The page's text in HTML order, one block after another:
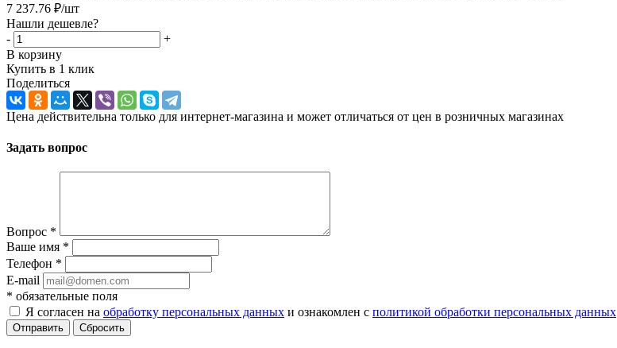
7 237.76 ₽/шт
Нашли дешевле?
-
+
В корзину
Купить в 1 клик
Поделиться
Цена действительна только для интернет-магазина и может отличаться от цен в розничных магазинах
Задать вопрос
Вопрос *
Ваше имя *
Телефон *
E-mail
* обязательные поля
Я согласен на обработку персональных данных и ознакомлен с политикой обработки персональных данных
Отправить Сбросить